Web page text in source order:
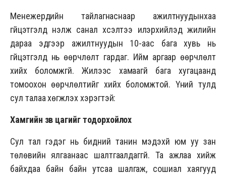
Менежерүүдийн тайлагнаснаар ажилтнуудынхаа
гүйцэтгэлд үнэлж санал хүсэлтээ илэрхийлэд жилийн
дараа эдгээр ажилтнуудын 10-аас бага хувь нь
гүйцэтгэлд нь өөрчлөлт гардаг. Ийм аргаар өөрчлөлт
хийх боломжгүй. Жилээс хамаагүй бага хугацаанд
томоохон өөрчлөлтийг хийх боломжтой. Үүний тулд
сул талаа хөгжүүлэх хэрэгтэй:
Хамгийн зөв цагийг тодорхойлох
Сул тал гэдэг нь бидний танин мэдэхүй юм уу зан
төлөвийн ялгаанаас шалтгаалдаггүй. Та ажлаа хийж
байхдаа байн байн утсаа шалгаж, сошиал хаягууд